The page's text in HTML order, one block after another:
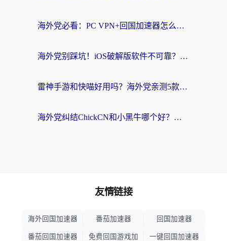
海外党必看：PC VPN+回国加速器怎么选？无缝访问国内资源全攻略
海外党别踩坑！iOS破解版软件不可靠？教你选对回国加速器无缝看国内资源
雷神手游和快喵好用吗？海外党亲测5款回国加速器，附斧牛Bling对比+微信视频号解决办法
海外党纠结ChickCN和小黑牛哪个好？一篇帮你选对回国加速器的实用指南
友情链接
海外回国加速器 番茄加速器 回国加速器
番茄回国加速器
免费回国游戏加
一键回国加速器